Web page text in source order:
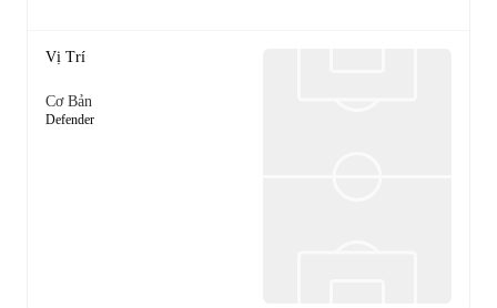
Vị Trí
Cơ Bản
Defender